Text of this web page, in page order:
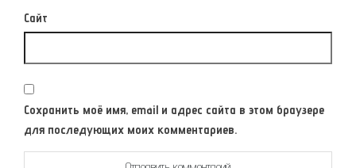
Сайт
Сохранить моё имя, email и адрес сайта в этом браузере
для последующих моих комментариев.